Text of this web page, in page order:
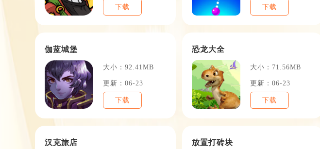
下载 下载
伽蓝城堡
大小：92.41MB
更新：06-23
下载
恐龙大全
大小：71.56MB
更新：06-23
下载
汉克旅店 放置打砖块